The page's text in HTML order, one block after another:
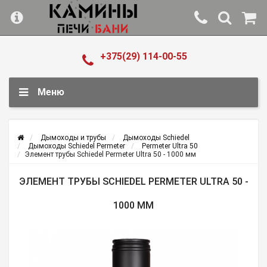
+375(29) 114-00-55
Меню
Дымоходы и трубы
Дымоходы Schiedel
Дымоходы Schiedel Permeter
Permeter Ultra 50
Элемент трубы Schiedel Permeter Ultra 50 - 1000 мм
ЭЛЕМЕНТ ТРУБЫ SCHIEDEL PERMETER ULTRA 50 -
1000 ММ